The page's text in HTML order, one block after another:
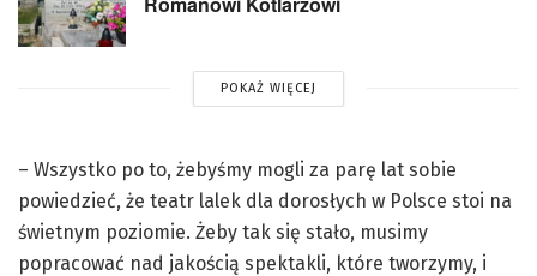
POKAŻ WIĘCEJ
– Wszystko po to, żebyśmy mogli za parę lat sobie
powiedzieć, że teatr lalek dla dorosłych w Polsce stoi na
świetnym poziomie. Żeby tak się stało, musimy
popracować nad jakością spektakli, które tworzymy, i